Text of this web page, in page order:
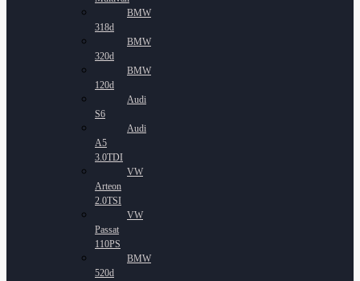
BMW
318d
BMW
320d
BMW
120d
Audi
S6
Audi
A5
3.0TDI
VW
Arteon
2.0TSI
VW
Passat
110PS
BMW
520d